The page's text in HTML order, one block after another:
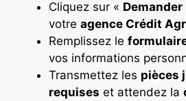
Cliquez sur « Demander
votre agence Crédit
Remplissez le
vos informations
Transmettez les pièces
requises et attendez la